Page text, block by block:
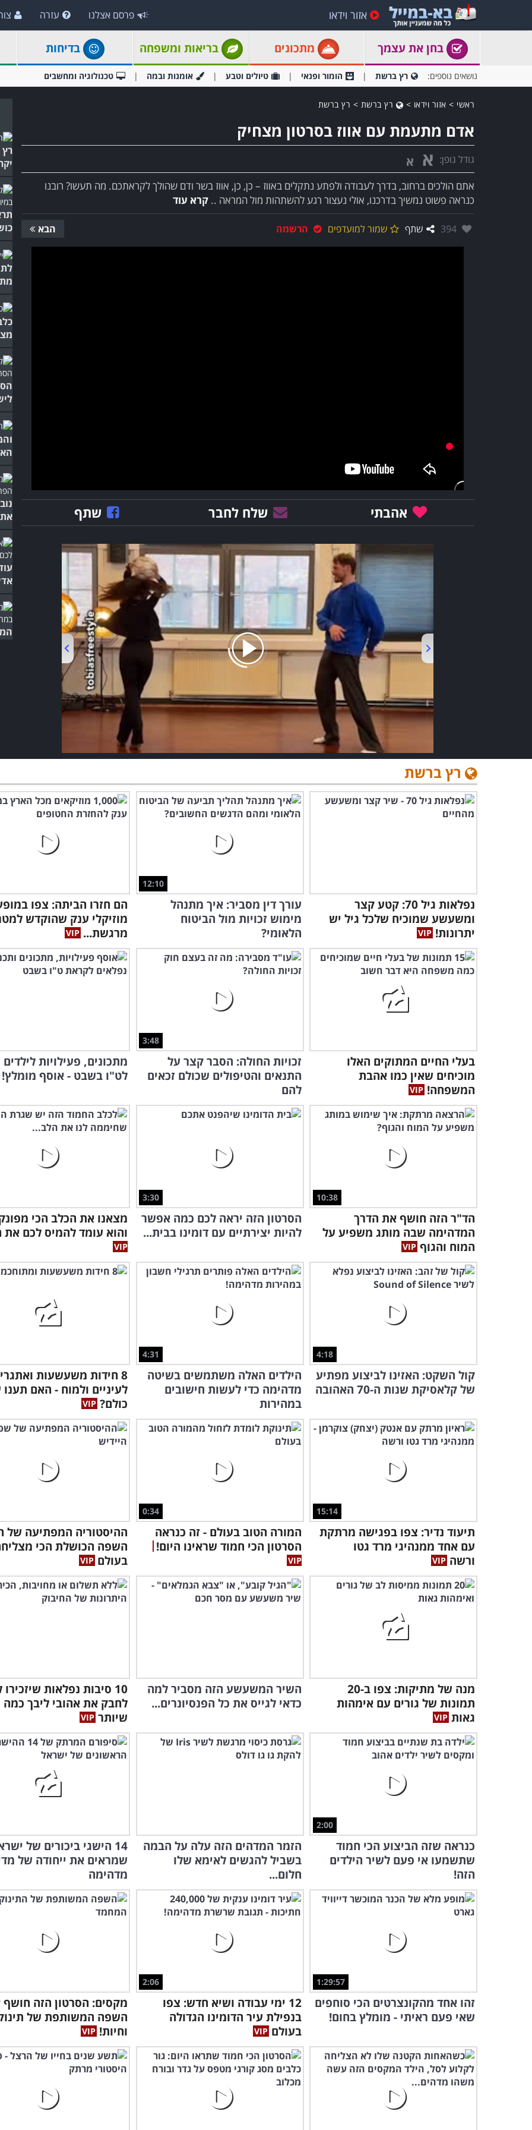
אזור וידאו פרסם אצלנו עזרה
בחן את עצמך מתכונים בריאות ומשפחה בדיחות
נושאים נוספים: רץ ברשת הומור ופנאי טיולים וטבע אומנות ובמה טכנולוגיה ומחשבים
ראשי > אזור וידאו > רץ ברשת > רץ ברשת
אדם מתעמת עם אווז בסרטון מצחיק
גודל גופן: א א
אתם הולכים ברחוב, בדרך לעבודה ולפתע נתקלים באווז – כן, כן, אווז בשר ודם שהולך לקראתכם. מה תעשו? רובנו
כנראה פשוט נמשיך בדרכנו, אולי נעצור רגע להשתהות מול המראה .. קרא עוד
אהבו:
394 שתף שמור למועדפים הרשמה הבא
אהבתי שלח לחבר שתף
00:00 /01:01
רץ ברשת
נפלאות גיל 70: קטע קצר
ומשעשע שמוכיח שלכל גיל יש
יתרונות!
12:10
עורך דין מסביר: איך מתנהל
מימוש זכויות מול הביטוח
הלאומי?
הם חזרו הביתה: צפו
מוזיקלי ענק שהוקדש
מרגשת...
בעלי החיים המתוקים האלו
מוכיחים שאין כמו אהבת
המשפחה!
3:48
זכויות החולה: הסבר קצר על
התנאים והטיפולים שכולם זכאים
להם
מתכונים, פעילויות לילדים
לט"ו בשבט - אוסף מומלץ!
10:38
הד"ר הזה חושף את הדרך
המדהימה שבה מותג משפיע על
המוח והגוף
3:30
הסרטון הזה יראה לכם כמה אפשר
להיות יצירתיים עם דומינו בבית...
מצאנו את הכלב הכי
והוא עומד להמיס לכם את
4:18
קול השקט: האזינו לביצוע מפתיע
של קלאסיקת שנות ה-70 האהובה
4:31
הילדים האלה משתמשים בשיטה
מדהימה כדי לעשות חישובים
במהירות
8 חידות משעשעות
לעיניים ולמוח - האם
כולם?
15:14
תיעוד נדיר: צפו בפגישה מרתקת
עם אחד ממנהיגי מרד גטו
ורשה
0:34
המורה הטוב בעולם - זה כנראה
הסרטון הכי חמוד שראינו היום!
ההיסטוריה המפתיעה של
השפה הכושלת הכי
בעולם
מנה של מתיקות: צפו ב-20
תמונות של גורים עם אימהות
גאות
השיר המשעשע הזה מסביר למה
כדאי לגייס את כל הפנסיונרים...
10 סיבות נפלאות שיזכירו
לחבק את אהובי ליבך כמה
שיותר
2:00
כנראה שזה הביצוע הכי חמוד
שתשמעו אי פעם לשיר הילדים
הזה!
הזמר המדהים הזה עלה על הבמה
בשביל להגשים לאימא שלו
חלום...
14 הישגי ביכורים של
שמראים את ייחודה של
מדהימה
1:29:57
זהו אחד מהקונצרטים הכי סוחפים
שאי פעם ראיתי - מומלץ בחום!
2:06
12 ימי עבודה ושיא חדש: צפו
בנפילת עיר הדומינו הגדולה
בעולם
מקסים: הסרטון הזה
השפה המשותפת של
וחיות!